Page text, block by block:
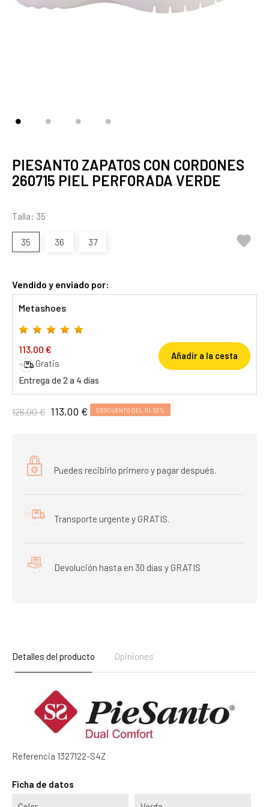
PIESANTO ZAPATOS CON CORDONES
260715 PIEL PERFORADA VERDE
Talla: 35
35 36 37 
Vendido y enviado por:
Metashoes
113,00 €
Gratis
Entrega de 2 a 4 días
Añadir a la cesta
126,00 € 113,00 € DESCUENTO DEL 10,32%
Puedes recibirlo primero y pagar después.
Transporte urgente y GRATIS.
Devolución hasta en 30 días y GRATIS
Detalles del producto Opiniones
Referencia 1327122-S4Z
Ficha de datos